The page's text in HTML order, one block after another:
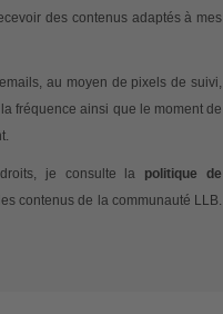
des contenus adaptés à mes
au moyen de pixels de suivi,
fréquence ainsi que le moment de
je consulte la politique de
contenus de la communauté LLB.